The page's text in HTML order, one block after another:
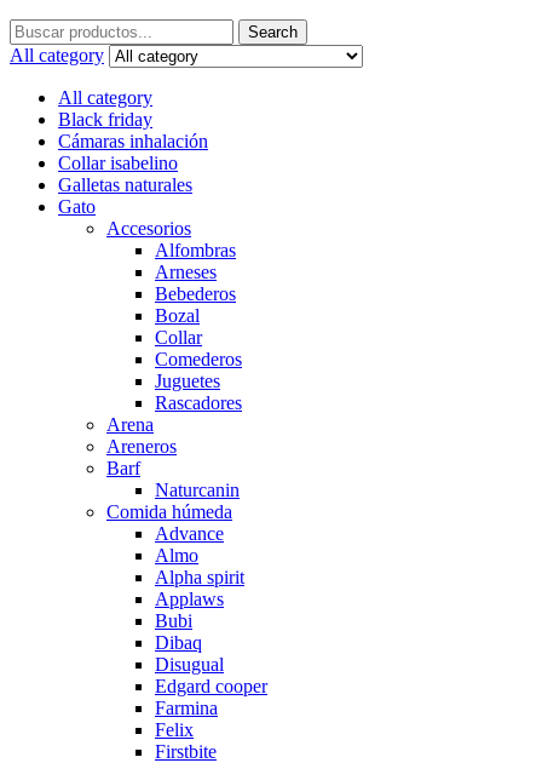
Search
for:
Search
All category
All category
Black friday
Cámaras inhalación
Collar isabelino
Galletas naturales
Gato
Accesorios
Alfombras
Arneses
Bebederos
Bozal
Collar
Comederos
Juguetes
Rascadores
Arena
Areneros
Barf
Naturcanin
Comida húmeda
Advance
Almo
Alpha spirit
Applaws
Bubi
Dibaq
Disugual
Edgard cooper
Farmina
Felix
Firstbite